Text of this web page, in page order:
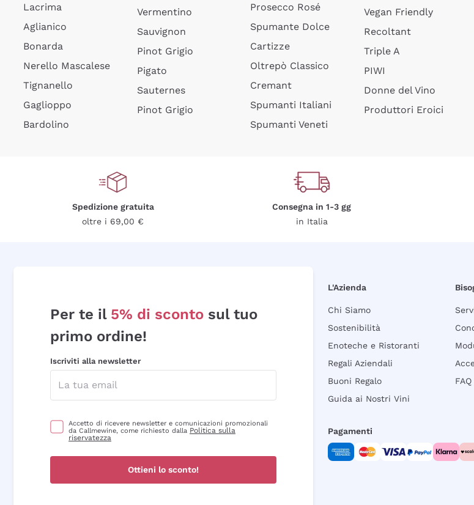
Lacrima
Aglianico
Bonarda
Nerello Mascalese
Tignanello
Gaglioppo
Bardolino
Vermentino
Sauvignon
Pinot Grigio
Pigato
Sauternes
Pinot Grigio
Prosecco Rosé
Spumante Dolce
Cartizze
Oltrepò Classico
Cremant
Spumanti Italiani
Spumanti Veneti
Vegan Friendly
Recoltant
Triple A
PIWI
Donne del Vino
Produttori Eroici
Spedizione gratuita
oltre i 69,00 €
Consegna in 1-3 gg
in Italia
Per te il 5% di sconto sul tuo
primo ordine!
Iscriviti alla newsletter
Accetto di ricevere newsletter e comunicazioni promozionali
da Callmewine, come richiesto dalla Politica sulla
riservatezza
Ottieni lo sconto!
L'Azienda
Chi Siamo
Sostenibilità
Enoteche e Ristoranti
Regali Aziendali
Buoni Regalo
Guida ai Nostri Vini
FAQ
Pagamenti